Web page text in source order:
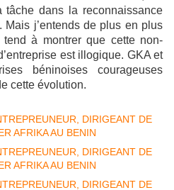
tâche dans la reconnaissance
j’entends de plus en plus
à montrer que cette non-
est illogique. GKA et
béninoises courageuses
cette évolution.